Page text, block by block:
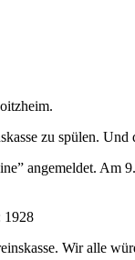
zu spülen.
angemeldet. Am
1928
Wir alle